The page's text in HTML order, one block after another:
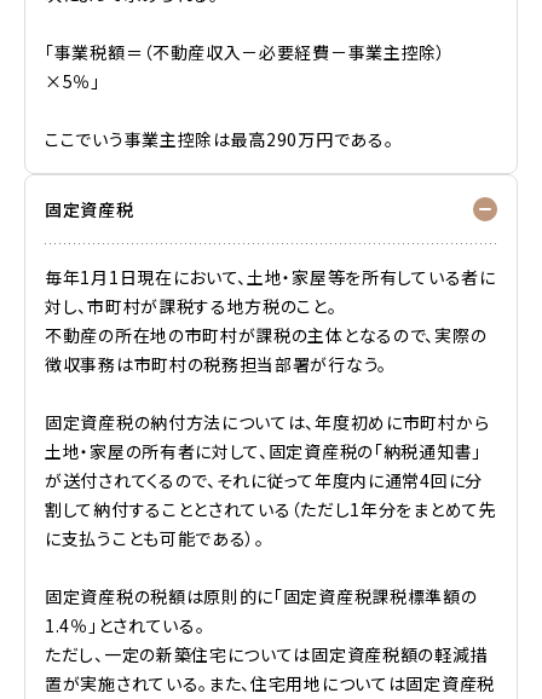
「事業税額＝（不動産収入－必要経費－事業主控除）
×5％」
ここでいう事業主控除は最高290万円である。
固定資産税
毎年1月1日現在において、土地・家屋等を所有している者に
対し、市町村が課税する地方税のこと。
不動産の所在地の市町村が課税の主体となるので、実際の
徴収事務は市町村の税務担当部署が行なう。
固定資産税の納付方法については、年度初めに市町村から
土地・家屋の所有者に対して、固定資産税の「納税通知書」
が送付されてくるので、それに従って年度内に通常4回に分
割して納付することとされている（ただし1年分をまとめて先
に支払うことも可能である）。
固定資産税の税額は原則的に「固定資産税課税標準額の
1.4％」とされている。
ただし、一定の新築住宅については固定資産税額の軽減措
置が実施されている。また、住宅用地については固定資産税